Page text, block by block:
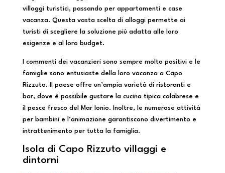
villaggi turistici, passando per appartamenti e case
vacanza. Questa vasta scelta di alloggi permette ai
turisti di scegliere la soluzione più adatta alle loro
esigenze e al loro budget.
I commenti dei vacanzieri sono sempre molto positivi e le
famiglie sono entusiaste della loro vacanza a Capo
Rizzuto. Il paese offre un’ampia varietà di ristoranti e
bar, dove è possibile gustare la cucina tipica calabrese e
il pesce fresco del Mar Ionio. Inoltre, le numerose attività
per bambini e l’animazione garantiscono divertimento e
intrattenimento per tutta la famiglia.
Isola di Capo Rizzuto villaggi e
dintorni